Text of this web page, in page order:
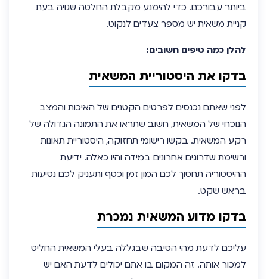
ביותר עבורכם. כדי להימנע מקבלת החלטה שגויה בעת
קניית משאית יש מספר צעדים לנקוט.
להלן כמה טיפים חשובים:
בדקו את היסטוריית המשאית
לפני שאתם נכנסים לפרטים הקטנים של האיכות והמצב
הנוכחי של המשאית, חשוב שתראו את התמונה הגדולה של
רקע המשאית. בקשו רישומי תחזוקה, היסטוריית תאונות
ורשימת שדרוגים אחרונים במידה והיו כאלה. ידיעת
ההיסטוריה תחסוך לכם המון זמן וכסף ותעניק לכם נסיעות
בראש שקט.
בדקו מדוע המשאית נמכרת
עליכם לדעת מהי הסיבה שבגללה בעלי המשאית החליט
למכור אותה. זה המקום בו אתם יכולים לדעת האם יש